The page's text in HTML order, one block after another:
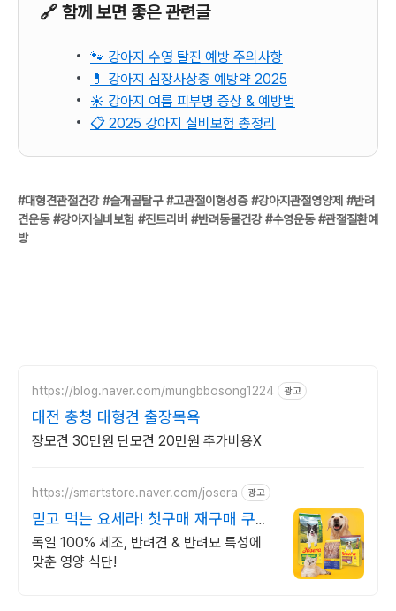
🔗 함께 보면 좋은 관련글
🐾 강아지 수영 탈진 예방 주의사항
💊 강아지 심장사상충 예방약 2025
☀️ 강아지 여름 피부병 증상 & 예방법
📋 2025 강아지 실비보험 총정리
#대형견관절건강 #슬개골탈구 #고관절이형성증 #강아지관절영양제 #반려
견운동 #강아지실비보험 #진트리버 #반려동물건강 #수영운동 #관절질환예
방
https://blog.naver.com/mungbbosong1224 광고
대전 충청 대형견 출장목욕
장모견 30만원 단모견 20만원 추가비용X
https://smartstore.naver.com/josera 광고
믿고 먹는 요세라! 첫구매 재구매 쿠폰
발행
독일 100% 제조, 반려견 & 반려묘 특성에
맞춘 영양 식단!